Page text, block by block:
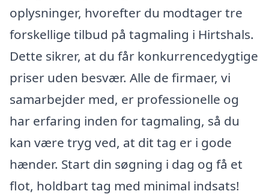
oplysninger, hvorefter du modtager tre
forskellige tilbud på tagmaling i Hirtshals.
Dette sikrer, at du får konkurrencedygtige
priser uden besvær. Alle de firmaer, vi
samarbejder med, er professionelle og
har erfaring inden for tagmaling, så du
kan være tryg ved, at dit tag er i gode
hænder. Start din søgning i dag og få et
flot, holdbart tag med minimal indsats!